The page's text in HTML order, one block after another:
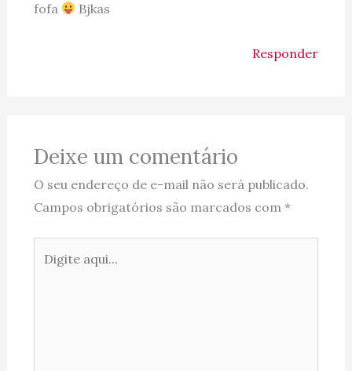
fofa
Bjkas
Responder
Deixe um comentário
O seu endereço de e-mail não será publicado.
Campos obrigatórios são marcados com *
aqui...